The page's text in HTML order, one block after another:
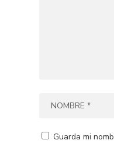
Guarda mi